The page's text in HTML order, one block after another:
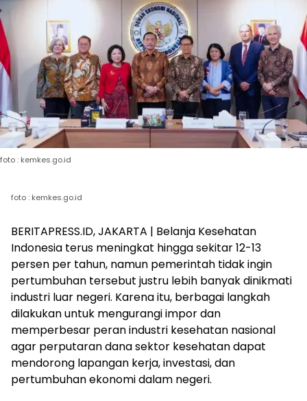
foto : kemkes.go.id
foto : kemkes.go.id
BERITAPRESS.ID, JAKARTA | Belanja Kesehatan
Indonesia terus meningkat hingga sekitar 12-13
persen per tahun, namun pemerintah tidak ingin
pertumbuhan tersebut justru lebih banyak dinikmati
industri luar negeri. Karena itu, berbagai langkah
dilakukan untuk mengurangi impor dan
memperbesar peran industri kesehatan nasional
agar perputaran dana sektor kesehatan dapat
mendorong lapangan kerja, investasi, dan
pertumbuhan ekonomi dalam negeri.